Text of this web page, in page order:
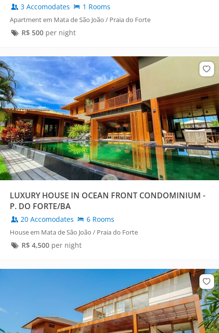
3 Accomodates 1 Rooms
Apartment em Mata de São João / Praia do Forte
R$ 500per night
LUXURY HOUSE IN OCEAN FRONT CONDOMINIUM -
P. DO FORTE/BA
20 Accomodates 6 Rooms
House em Mata de São João / Praia do Forte
R$ 4,500per night